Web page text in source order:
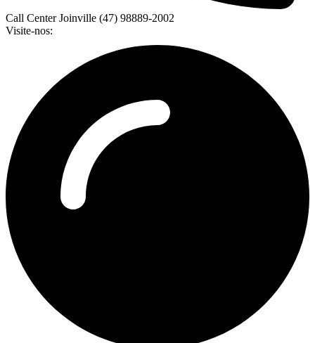
Call Center Joinville (47) 98889-2002
Visite-nos: